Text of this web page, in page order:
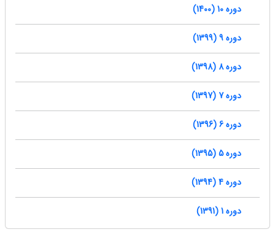
دوره 10 (1400)
دوره 9 (1399)
دوره 8 (1398)
دوره 7 (1397)
دوره 6 (1396)
دوره 5 (1395)
دوره 4 (1394)
دوره 1 (1391)